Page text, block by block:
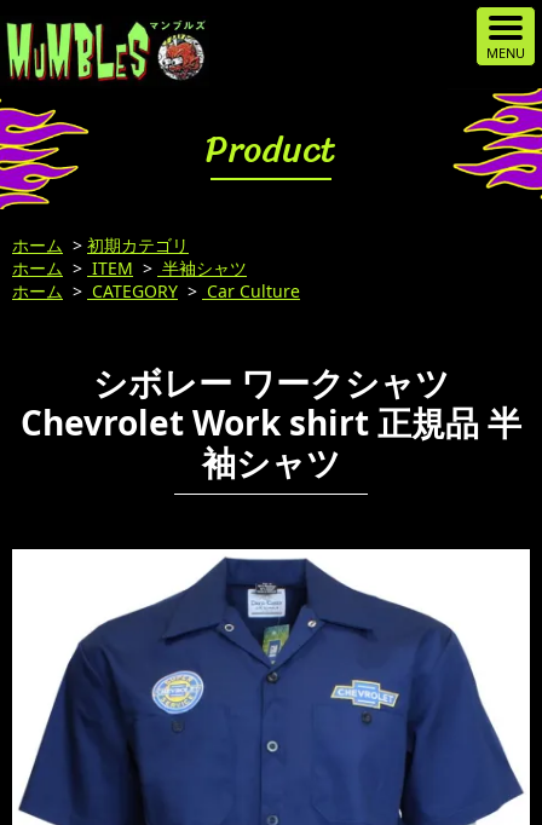
Product
ホーム > 初期カテゴリ
ホーム > ITEM > 半袖シャツ
ホーム > CATEGORY > Car Culture
シボレー ワークシャツ
Chevrolet Work shirt 正規品 半
袖シャツ